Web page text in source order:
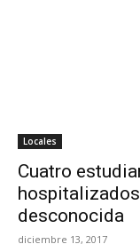
Locales
Cuatro
desconocida
diciembre 13, 2017